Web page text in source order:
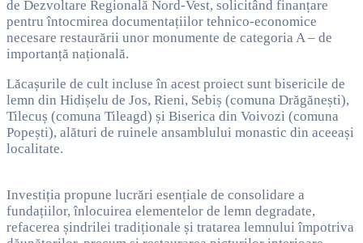
de Dezvoltare Regională Nord-Vest, solicitând finanțare
pentru întocmirea documentațiilor tehnico-economice
necesare restaurării unor monumente de categoria A – de
importanță națională.
Lăcașurile de cult incluse în acest proiect sunt bisericile de
lemn din Hidișelu de Jos, Rieni, Sebiș (comuna Drăgănești),
Tilecuș (comuna Tileagd) și Biserica din Voivozi (comuna
Popești), alături de ruinele ansamblului monastic din aceeași
localitate.
Investiția propune lucrări esențiale de consolidare a
fundațiilor, înlocuirea elementelor de lemn degradate,
refacerea șindrilei tradiționale și tratarea lemnului împotriva